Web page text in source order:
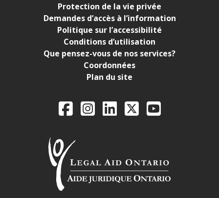
Protection de la vie privée
Demandes d’accès à l’information
Politique sur l’accessibilité
Conditions d’utilisation
Que pensez-vous de nos services?
Coordonnées
Plan du site
Legal Aid Ontario
FacebookInstagram
LinkedIn
X YouTube